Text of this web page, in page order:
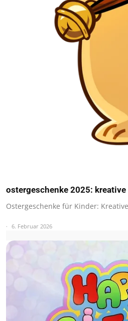
ostergeschenke 2025:
Ostergeschenke für Kinder:
6. Februar 2026